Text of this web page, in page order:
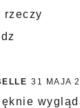
rzeczy
31 MAJA